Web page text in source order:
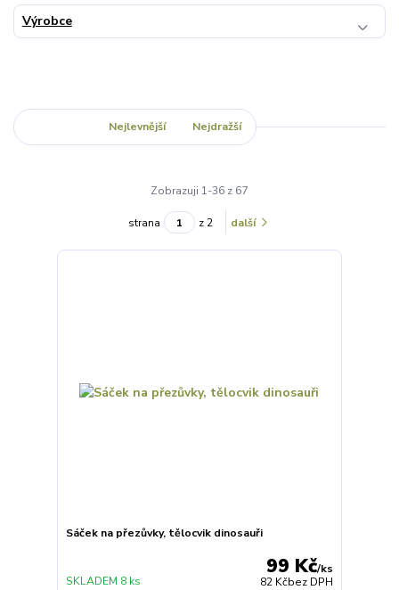
Výrobce
Nejlevnější Nejdražší
Zobrazuji 1-36 z 67
strana z 2 další
Sáček na přezůvky, tělocvik dinosauři
99 Kč/ks
82 Kčbez DPH
SKLADEM 8 ks